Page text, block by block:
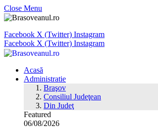
Close Menu
Facebook X (Twitter) Instagram
Facebook X (Twitter) Instagram
Acasă
Administratie
Braşov
Consiliul Judeţean
Din Judeţ
Featured
06/08/2026